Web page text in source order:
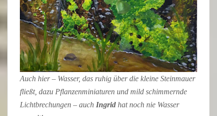
Auch hier – Wasser, das ruhig über die kleine Steinmauer
fließt, dazu Pflanzenminiaturen und mild schimmernde
Lichtbrechungen – auch Ingrid hat noch nie Wasser